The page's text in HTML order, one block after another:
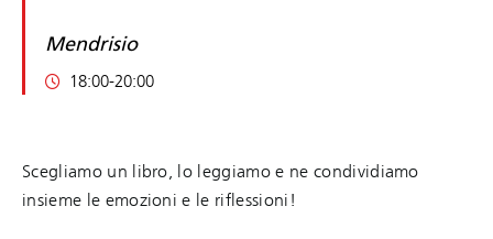
Mendrisio
18:00-20:00
Scegliamo un libro, lo leggiamo e ne condividiamo
insieme le emozioni e le riflessioni!